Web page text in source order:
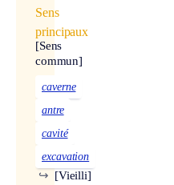
Sens
principaux
[Sens
commun]
caverne
antre
cavité
excavation
[Vieilli]
↪